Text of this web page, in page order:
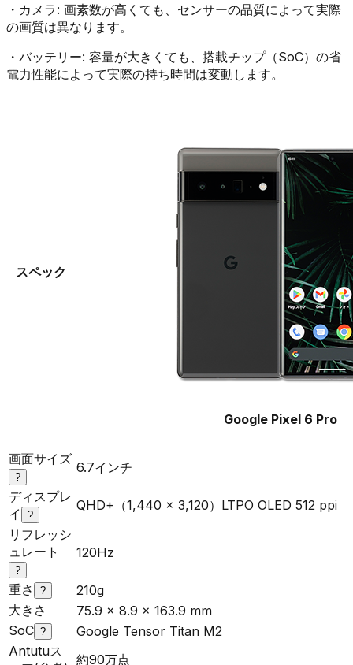
・ カメラ: 画素数が高くても、センサーの品質によって実際
の画質は異なります。
・ バッテリー: 容量が大きくても、搭載チップ（SoC）の省
電力性能によって実際の持ち時間は変動します。
スペック
Google Pixel 6 Pro
画面サイズ
?
6.7インチ
ディスプレ
イ
?
QHD+（1,440 x 3,120）LTPO OLED 512 ppi
リフレッシ
ュレート
?
120Hz
重さ ?
210g
大きさ
75.9 x 8.9 x 163.9 mm
SoC ?
Google Tensor Titan M2
Antutuス
約90万点